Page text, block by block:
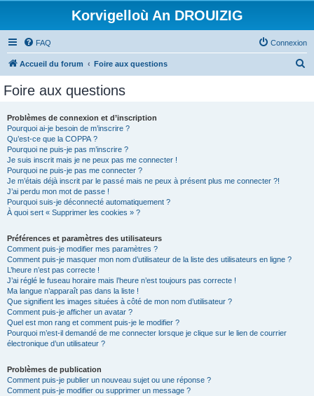
Korvigelloù An DROUIZIG
FAQ Connexion
Accueil du forum Foire aux questions
Foire aux questions
Problèmes de connexion et d’inscription
Pourquoi ai-je besoin de m’inscrire ?
Qu’est-ce que la COPPA ?
Pourquoi ne puis-je pas m’inscrire ?
Je suis inscrit mais je ne peux pas me connecter !
Pourquoi ne puis-je pas me connecter ?
Je m’étais déjà inscrit par le passé mais ne peux à présent plus me connecter ?!
J’ai perdu mon mot de passe !
Pourquoi suis-je déconnecté automatiquement ?
À quoi sert « Supprimer les cookies » ?
Préférences et paramètres des utilisateurs
Comment puis-je modifier mes paramètres ?
Comment puis-je masquer mon nom d’utilisateur de la liste des utilisateurs en ligne ?
L’heure n’est pas correcte !
J’ai réglé le fuseau horaire mais l’heure n’est toujours pas correcte !
Ma langue n’apparaît pas dans la liste !
Que signifient les images situées à côté de mon nom d’utilisateur ?
Comment puis-je afficher un avatar ?
Quel est mon rang et comment puis-je le modifier ?
Pourquoi m’est-il demandé de me connecter lorsque je clique sur le lien de courrier
électronique d’un utilisateur ?
Problèmes de publication
Comment puis-je publier un nouveau sujet ou une réponse ?
Comment puis-je modifier ou supprimer un message ?